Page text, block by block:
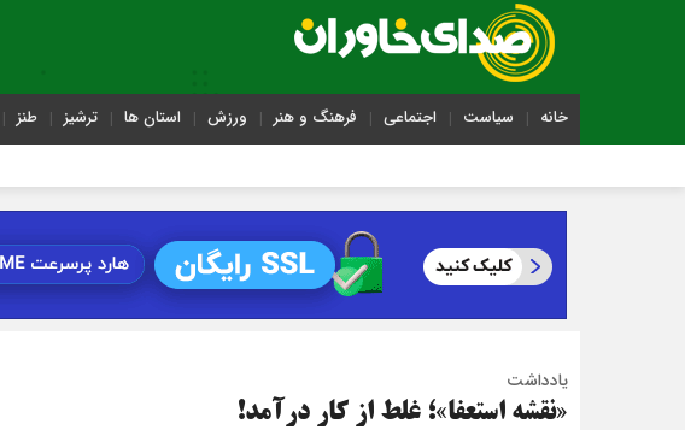
خانه سیاست اجتماعی فرهنگ و هنر ورزش استان ها ترشیز طنز
یادداشت
«نقشه استعفا»؛ غلط از کار درآمد!